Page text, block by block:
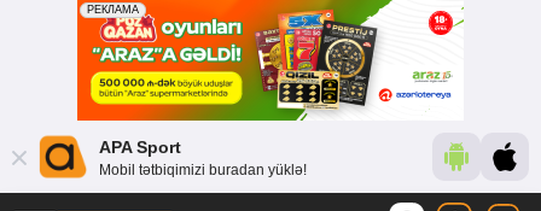
APA Sport
Mobil tətbiqimizi buradan yüklə!